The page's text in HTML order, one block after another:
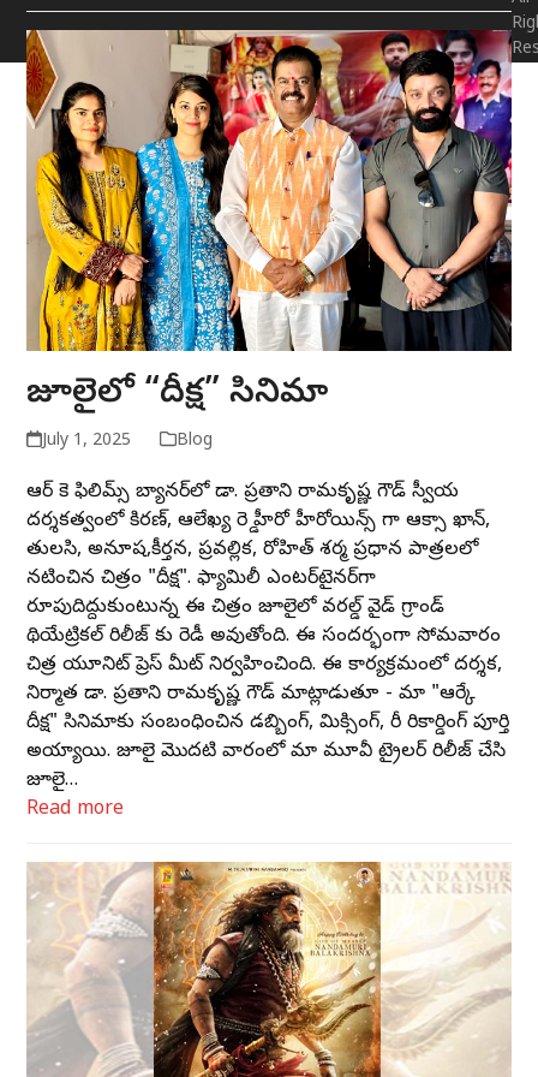
జూలైలో “దీక్ష” సినిమా
July 1, 2025 Blog
ఆర్ కె ఫిలిమ్స్ బ్యానర్‌‌లో డా. ప్రతాని రామకృష్ణ గౌడ్ స్వీయ
దర్శకత్వంలో కిరణ్, ఆలేఖ్య రెడ్డి హీరో హీరోయిన్స్ గా ఆక్సా ఖాన్,
తులసి, అనూష,కీర్తన, ప్రవల్లిక, రోహిత్ శర్మ ప్రధాన పాత్రలలో
నటించిన చిత్రం "దీక్ష". ఫ్యామిలీ ఎంటర్‌‌టైనర్‌‌గా
రూపుదిద్దుకుంటున్న ఈ చిత్రం జూలైలో వరల్డ్ వైడ్ గ్రాండ్
థియేట్రికల్ రిలీజ్ కు రెడీ అవుతోంది. ఈ సందర్భంగా సోమవారం
చిత్ర యూనిట్ ప్రెస్‌ మీట్ నిర్వహించింది. ఈ కార్యక్రమంలో దర్శక,
నిర్మాత డా. ప్రతాని రామకృష్ణ గౌడ్ మాట్లాడుతూ - మా "ఆర్కే
దీక్ష" సినిమాకు సంబంధించిన డబ్బింగ్, మిక్సింగ్, రీ రికార్డింగ్ పూర్తి
అయ్యాయి. జూలై మొదటి వారంలో మా మూవీ ట్రైలర్ రిలీజ్ చేసి
జూలై…
Read more